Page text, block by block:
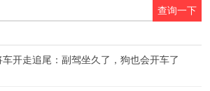
开走追尾：副驾坐久了，狗也会开车了